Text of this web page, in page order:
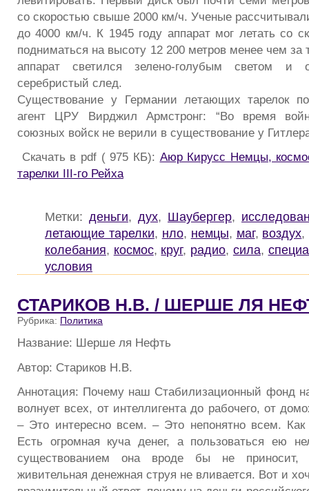
со скоростью свыше 2000 км/ч. Ученые
до 4000 км/ч. К 1945 году аппарат мог летать со
подниматься на высоту 12 200 метров менее чем
аппарат светился зелено-голубым светом и
серебристый след.
Существование у Германии летающих тарелок
агент ЦРУ Вирджил Армстронг: “Во время
союзных войск не верили в существование у
Скачать в pdf ( 975 КБ): Аюр Кирусс Немцы,
тарелки III-го Рейха
Метки: деньги, дух, Шаубергер,
летающие тарелки, нло, немцы, маг, воздух,
колебания, космос, круг, радио, сила,
условия
СТАРИКОВ Н.В. / ШЕРШЕ ЛЯ
Рубрика: Политика
Название: Шерше ля Нефть
Автор: Стариков Н.В.
Аннотация: Почему наш Стабилизационный фонд
волнует всех, от интеллигента до рабочего, от
– Это интересно всем. – Это непонятно всем.
Есть огромная куча денег, а пользоваться ею
существованием она вроде бы не
живительная денежная струя не вливается. Вот и